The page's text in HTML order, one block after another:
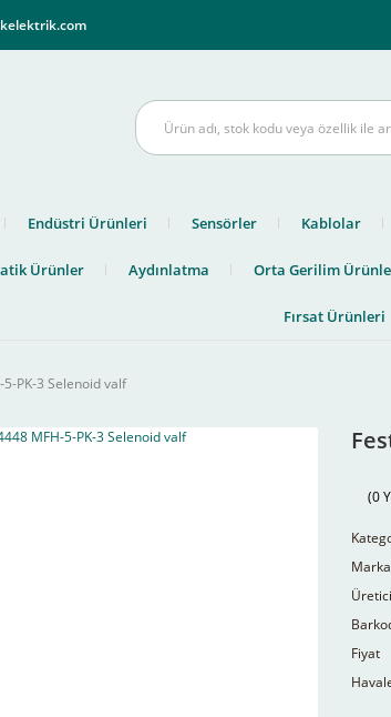
Endüstri Ürünleri Sensörler Kablolar
Ürünler Aydınlatma Orta Gerilim
Fırsat Ürünleri
PK-3 Selenoid valf
(0
Marka
Fiyat